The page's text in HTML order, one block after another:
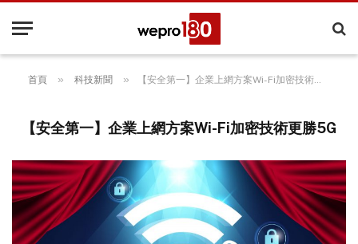
首頁 » 科技新聞 » 【安全第一】企業上網方案Wi-Fi加密技術更勝5G
【安全第一】企業上網方案Wi-Fi加密技術更勝5G